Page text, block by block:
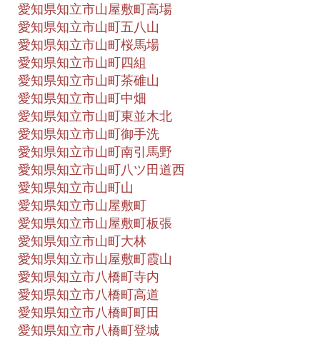
愛知県知立市山屋敷町高場
愛知県知立市山町五八山
愛知県知立市山町桜馬場
愛知県知立市山町四組
愛知県知立市山町茶碓山
愛知県知立市山町中畑
愛知県知立市山町東並木北
愛知県知立市山町御手洗
愛知県知立市山町南引馬野
愛知県知立市山町八ツ田道西
愛知県知立市山町山
愛知県知立市山屋敷町
愛知県知立市山屋敷町板張
愛知県知立市山町大林
愛知県知立市山屋敷町霞山
愛知県知立市八橋町寺内
愛知県知立市八橋町高道
愛知県知立市八橋町町田
愛知県知立市八橋町登城